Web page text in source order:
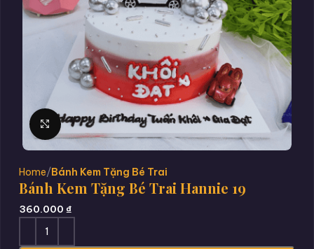
Click to enlarge
Home Bánh Kem Tặng Bé Trai
Bánh Kem Tặng Bé Trai Hannie 19
360.000 ₫